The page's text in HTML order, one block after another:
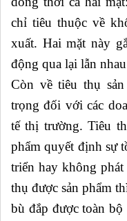
chỉ tiêu thuộc về
xuất. Hai mặt này
động qua lại lẫn
Còn về tiêu thụ
trọng đối với các
tế thị trường. Tiêu
phẩm quyết định sự
triển hay không
thụ được sản phẩm
bù đắp được toàn